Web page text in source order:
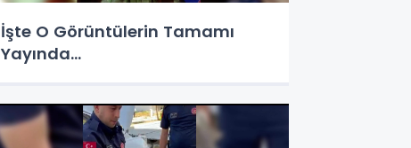
İşte O Görüntülerin Tamamı
Yayında…